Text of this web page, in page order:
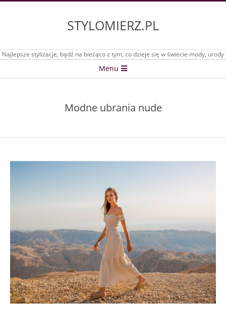
STYLOMIERZ.PL
Najlepsze stylizacje, bądź na bieżąco z tym, co dzieje się w świecie mody, urody
Menu
Modne ubrania nude